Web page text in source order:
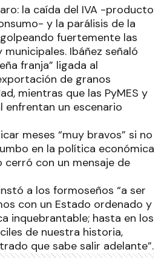
la caída del IVA -producto
y la parálisis de la
fuertemente las
Ibáñez señaló
franja” ligada al
de granos
mientras que las PyMES y
enfrentan un escenario
meses “muy bravos” si no
en la política económica
cerró con un mensaje de
a los formoseños “a ser
con un Estado ordenado y
inquebrantable; hasta en los
de nuestra historia,
que sabe salir adelante”.